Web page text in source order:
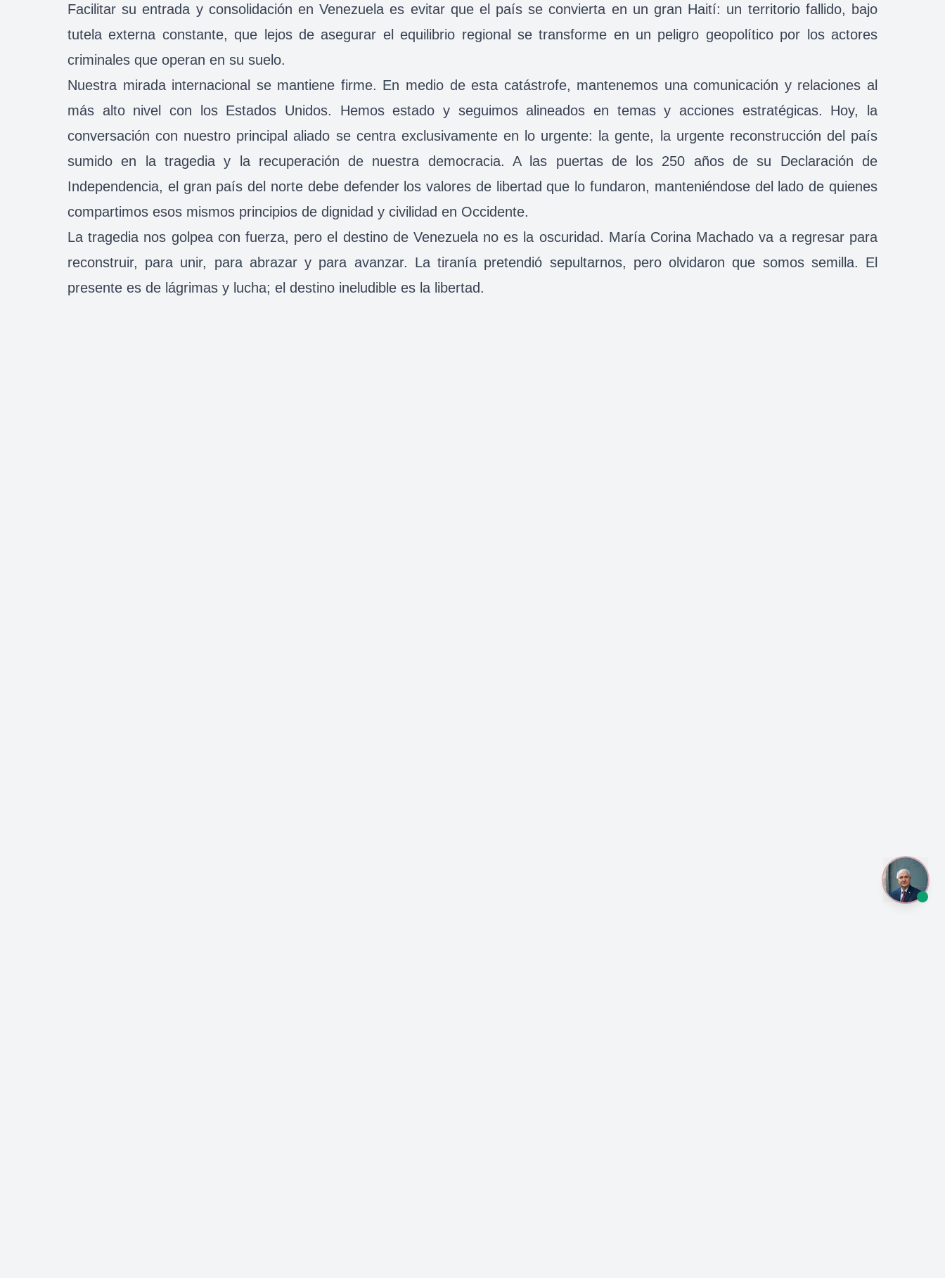
Facilitar su entrada y consolidación en Venezuela es evitar que el país se convierta en un gran Haití: un territorio fallido, bajo
tutela externa constante, que lejos de asegurar el equilibrio regional se transforme en un peligro geopolítico por los actores
criminales que operan en su suelo.
Nuestra mirada internacional se mantiene firme. En medio de esta catástrofe, mantenemos una comunicación y relaciones al
más alto nivel con los Estados Unidos. Hemos estado y seguimos alineados en temas y acciones estratégicas. Hoy, la
conversación con nuestro principal aliado se centra exclusivamente en lo urgente: la gente, la urgente reconstrucción del país
sumido en la tragedia y la recuperación de nuestra democracia. A las puertas de los 250 años de su Declaración de
Independencia, el gran país del norte debe defender los valores de libertad que lo fundaron, manteniéndose del lado de quienes
compartimos esos mismos principios de dignidad y civilidad en Occidente.
La tragedia nos golpea con fuerza, pero el destino de Venezuela no es la oscuridad. María Corina Machado va a regresar para
reconstruir, para unir, para abrazar y para avanzar. La tiranía pretendió sepultarnos, pero olvidaron que somos semilla. El
presente es de lágrimas y lucha; el destino ineludible es la libertad.